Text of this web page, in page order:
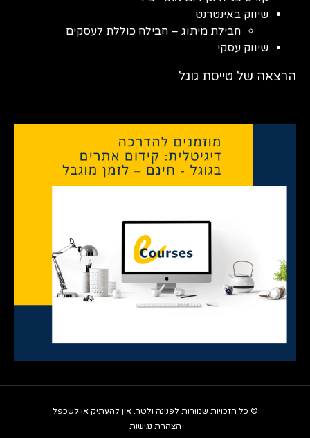
שיווק באינטרנט
חבילת מיתוג – חבילה כוללת לעסקים
שיווק עסקי
הרצאה של טייסת גוגל
© כל הזכויות שמורות לפנינה ולטר. אין להעתיק או לשכפל
הצהרת נגישות